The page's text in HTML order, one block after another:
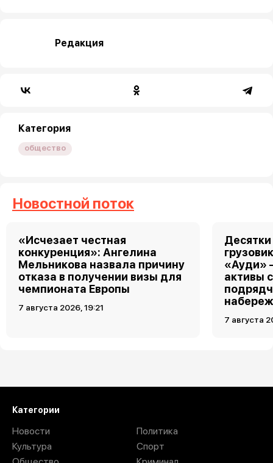
Редакция
Категория
общество
Новостной поток
«Исчезает честная
конкуренция»: Ангелина
Мельникова назвала причину
отказа в получении визы для
чемпионата Европы
7 августа 2026, 19:21
«Ауди»
активы
7 августа
Категории
Новости
Культура
Политика
Спорт